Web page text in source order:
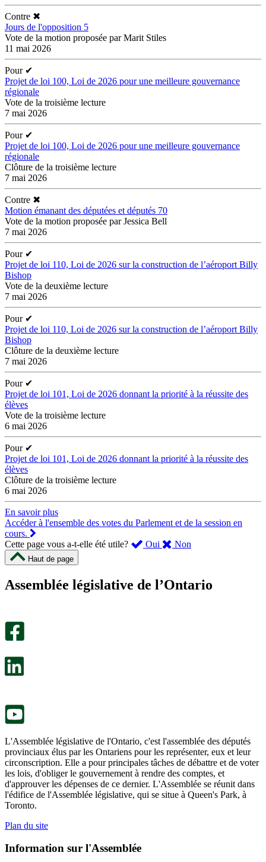
Contre ✖
Jours de l'opposition 5
Vote de la motion proposée par Marit Stiles
11 mai 2026
Pour ✔
Projet de loi 100, Loi de 2026 pour une meilleure gouvernance
régionale
Vote de la troisième lecture
7 mai 2026
Pour ✔
Projet de loi 100, Loi de 2026 pour une meilleure gouvernance
régionale
Clôture de la troisième lecture
7 mai 2026
Contre ✖
Motion émanant des députées et députés 70
Vote de la motion proposée par Jessica Bell
7 mai 2026
Pour ✔
Projet de loi 110, Loi de 2026 sur la construction de l’aéroport Billy
Bishop
Vote de la deuxième lecture
7 mai 2026
Pour ✔
Projet de loi 110, Loi de 2026 sur la construction de l’aéroport Billy
Bishop
Clôture de la deuxième lecture
7 mai 2026
Pour ✔
Projet de loi 101, Loi de 2026 donnant la priorité à la réussite des
élèves
Vote de la troisième lecture
6 mai 2026
Pour ✔
Projet de loi 101, Loi de 2026 donnant la priorité à la réussite des
élèves
Clôture de la troisième lecture
6 mai 2026
En savoir plus
Accéder à l'ensemble des votes du Parlement et de la session en
cours.
Cette page vous a-t-elle été utile?
Oui ,
été
Non
m’a
Haut de page
Assemblée législative de l’Ontario
L'Assemblée législative de l'Ontario, c'est l'assemblée des députés
provinciaux élus par les Ontariens pour les représenter, eux et leur
circonscription. Elle a pour principales tâches de débattre et de voter
les lois, d'obliger le gouvernement à rendre des comptes, et
d'approuver les dépenses de ce dernier. L'Assemblée se réunit dans
l'édifice de l'Assemblée législative, qui se situe à Queen's Park, à
Toronto.
Plan du site
Information sur l'Assemblée